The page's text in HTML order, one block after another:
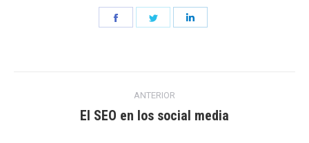
Share
ANTERIOR
Entrada
El SEO en los social media